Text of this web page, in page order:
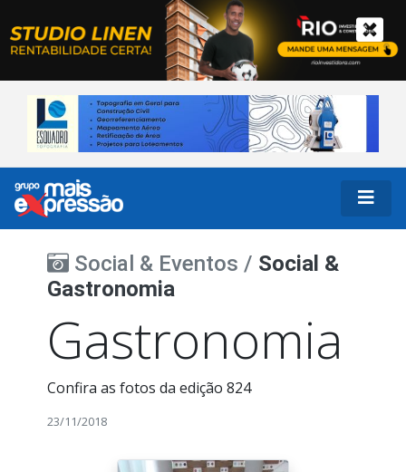
Social & Eventos / Social &
Gastronomia
Gastronomia
Confira as fotos da edição 824
23/11/2018